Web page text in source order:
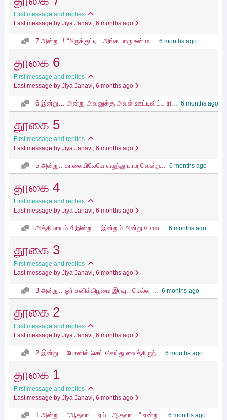
First message and replies
Last message by Jiya Janavi, 6 months ago
7 அன்று..! “மிருக்குட்டி.. அங்க பாரு உன் ம... 6 months ago
தூகை 6
First message and replies
Last message by Jiya Janavi, 6 months ago
6 இன்று… அன்று அவனுக்கு அவள் ஊட்டிவிட்ட நி... 6 months ago
தூகை 5
First message and replies
Last message by Jiya Janavi, 6 months ago
5 அன்று.. காலையிலேயே எழுந்து பரபரவென்ற... 6 months ago
தூகை 4
First message and replies
Last message by Jiya Janavi, 6 months ago
அத்தியாயம் 4 இன்று… இன்றும் அன்று‌ போல... 6 months ago
தூகை 3
First message and replies
Last message by Jiya Janavi, 6 months ago
3 அன்று.. ஓர் சனிக்கிழமை இரவு.. மெல்ல ... 6 months ago
தூகை 2
First message and replies
Last message by Jiya Janavi, 6 months ago
2 இன்று… போனில் செட் செய்து வைத்திருந்... 6 months ago
தூகை 1
First message and replies
Last message by Jiya Janavi, 6 months ago
1 அன்று… “ஆதவா… ஏய்.. ஆதவா…” என்று... 6 months ago